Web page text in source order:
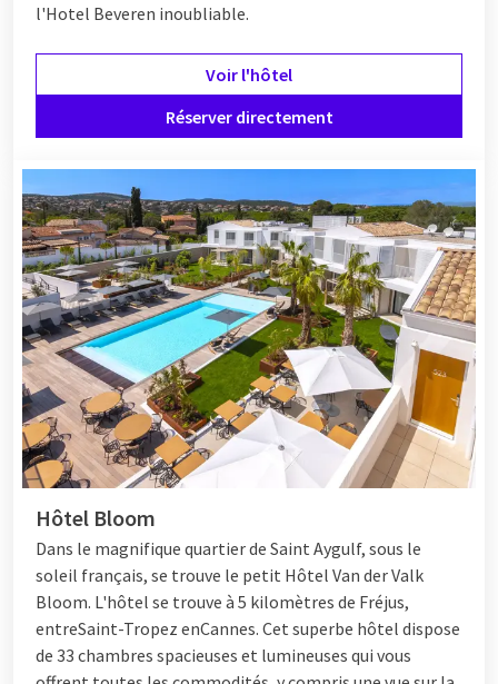
l'Hotel Beveren inoubliable.
Voir l'hôtel
Réserver directement
Hôtel Bloom
Dans le magnifique quartier de Saint Aygulf, sous le
soleil français, se trouve le petit Hôtel Van der Valk
Bloom. L'hôtel se trouve à 5 kilomètres de Fréjus,
entreSaint-Tropez enCannes. Cet superbe hôtel dispose
de 33 chambres spacieuses et lumineuses qui vous